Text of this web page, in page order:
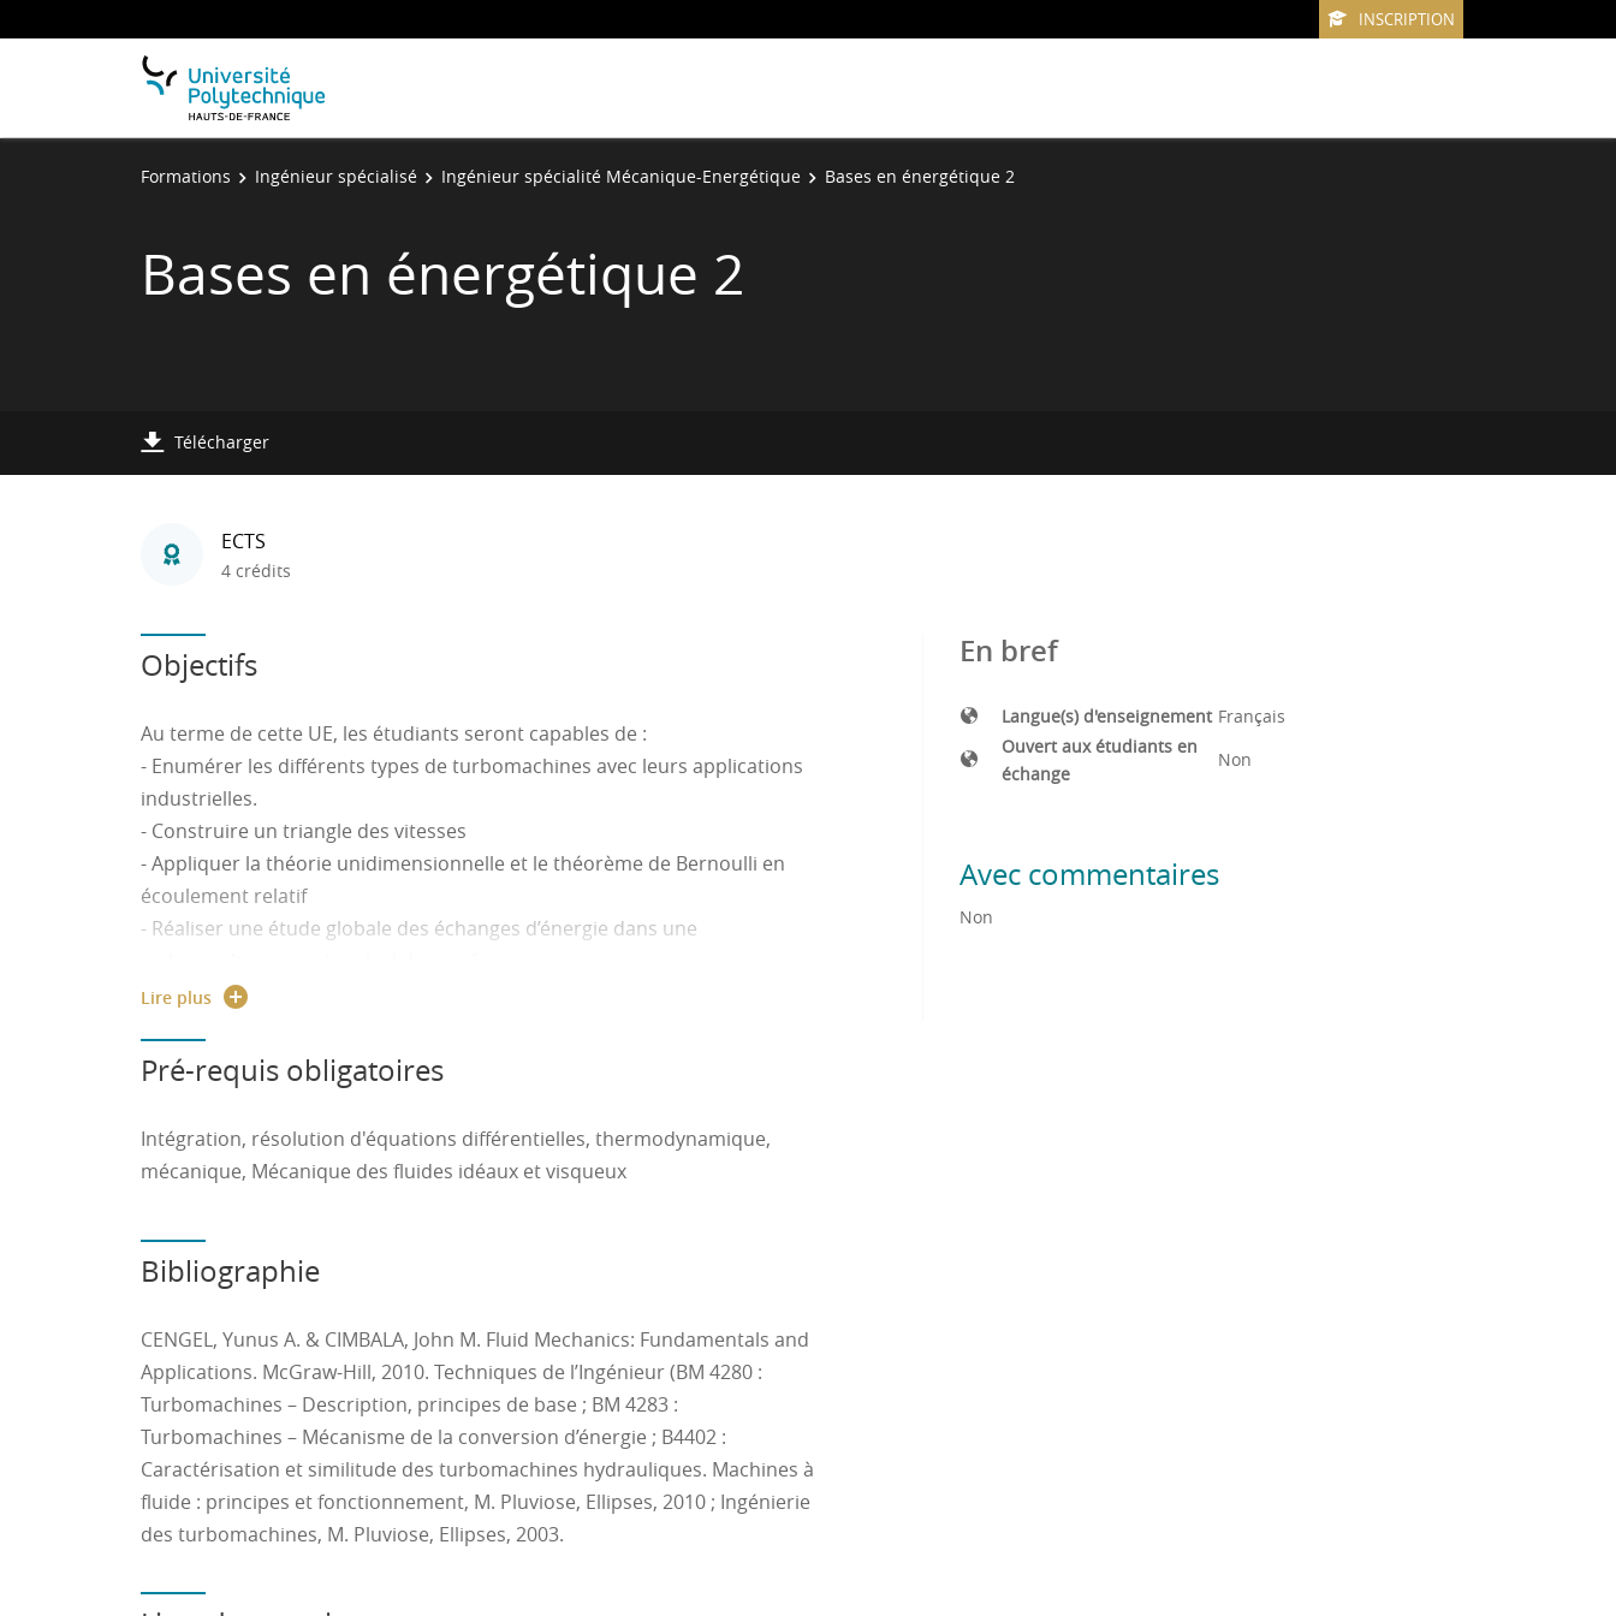
INSCRIPTION
Formations Ingénieur spécialisé Ingénieur spécialité Mécanique-Energétique Bases en énergétique 2
Bases en énergétique 2
Télécharger
ECTS
4 crédits
Objectifs
Au terme de cette UE, les étudiants seront capables de :
- Enumérer les différents types de turbomachines avec leurs applications
industrielles.
- Construire un triangle des vitesses
- Appliquer la théorie unidimensionnelle et le théorème de Bernoulli en
écoulement relatif
- Réaliser une étude globale des échanges d’énergie dans une
- Représenter les caractéristiques de fonctionnement des turbomachines
caractéristiques
- Réaliser l’étude d’une turbomachine et son couplage avec un réseau
- Expliquer la signification physique des paramètres liés à l'écoulement
d'un fluide quel que soit le type d'écoulement
transformer en des modèles mathématiques pertinents
- Comparer les performances aérodynamiques de profils simples
- Identifier la présence d'une onde de choc et calculer les variations des
caractéristiques de l'écoulement à son passage.
Lire plus
Pré-requis obligatoires
Intégration, résolution d'équations différentielles, thermodynamique,
mécanique, Mécanique des fluides idéaux et visqueux
Bibliographie
CENGEL, Yunus A. & CIMBALA, John M. Fluid Mechanics: Fundamentals and
Applications. McGraw-Hill, 2010. Techniques de l’Ingénieur (BM 4280 :
Turbomachines – Description, principes de base ; BM 4283 :
Turbomachines – Mécanisme de la conversion d’énergie ; B4402 :
Caractérisation et similitude des turbomachines hydrauliques. Machines à
fluide : principes et fonctionnement, M. Pluviose, Ellipses, 2010 ; Ingénierie
des turbomachines, M. Pluviose, Ellipses, 2003.
En bref
Langue(s) d'enseignement Français
Ouvert aux étudiants en
échange
Non
Avec commentaires
Non